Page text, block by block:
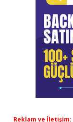
Reklam ve İletişim: